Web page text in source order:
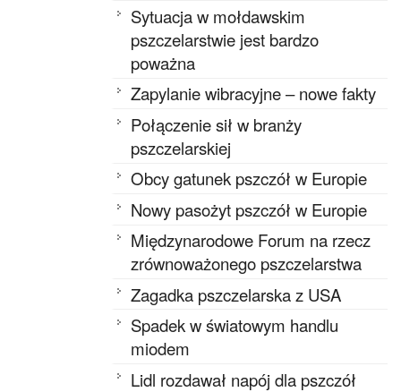
Sytuacja w mołdawskim
pszczelarstwie jest bardzo
poważna
Zapylanie wibracyjne – nowe fakty
Połączenie sił w branży
pszczelarskiej
Obcy gatunek pszczół w Europie
Nowy pasożyt pszczół w Europie
Międzynarodowe Forum na rzecz
zrównoważonego pszczelarstwa
Zagadka pszczelarska z USA
Spadek w światowym handlu
miodem
Lidl rozdawał napój dla pszczół